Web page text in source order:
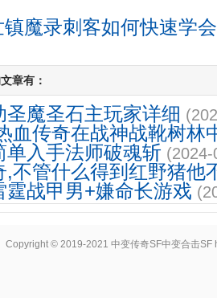
镇魔录刺客如何快速学
章有：
圣魔圣石主玩家详细
血传奇在战神战靴树林
单入手法师破魂斩
,不管什么得到红野猪他
霆战甲男+嫌命长游戏
Copyright © 2019-2021 中变传奇SF中变合击SF